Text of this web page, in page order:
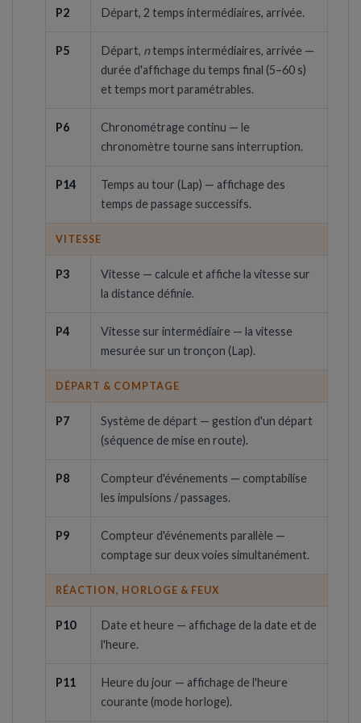
P2 Départ, 2 temps intermédiaires, arrivée.
P5 Départ, ntemps intermédiaires, arrivée —
durée d'affichage du temps final (5–60 s)
et temps mort paramétrables.
P6
Chronométrage continu — le
chronomètre tourne sans interruption.
P14
Temps au tour (Lap) — affichage des
temps de passage successifs.
VITESSE
P3
Vitesse — calcule et affiche la vitesse sur
la distance définie.
P4
Vitesse sur intermédiaire — la vitesse
mesurée sur un tronçon (Lap).
DÉPART & COMPTAGE
P7
Système de départ — gestion d'un départ
(séquence de mise en route).
P8
Compteur d'événements — comptabilise
les impulsions / passages.
P9
Compteur d'événements parallèle —
comptage sur deux voies simultanément.
RÉACTION, HORLOGE & FEUX
P10
Date et heure — affichage de la date et de
l'heure.
P11
Heure du jour — affichage de l'heure
courante (mode horloge).